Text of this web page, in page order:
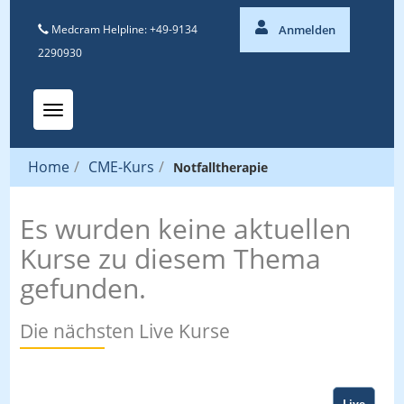
Medcram Helpline: +49-9134
2290930
Anmelden
Toggle navigation
Home / CME-Kurs / Notfalltherapie
Es wurden keine aktuellen
Kurse zu diesem Thema
gefunden.
Die nächsten Live Kurse